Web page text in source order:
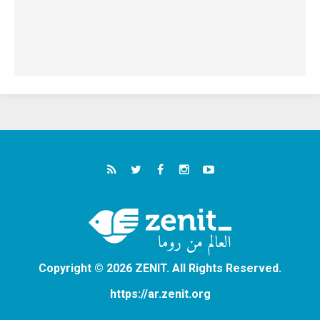
Copyright © 2026 ZENIT. All Rights Reserved.
https://ar.zenit.org